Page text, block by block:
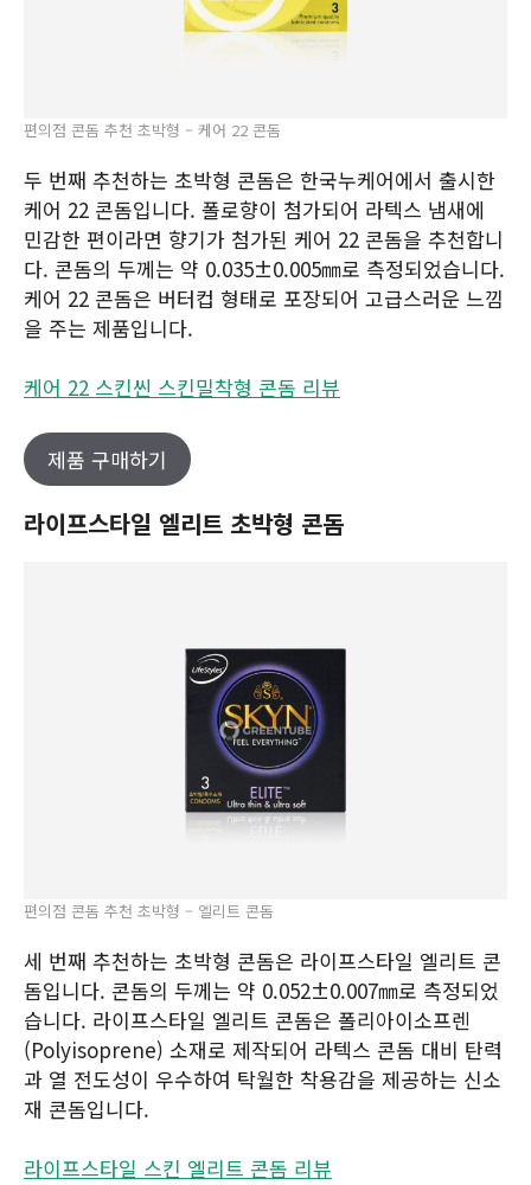
편의점 콘돔 추천 초박형 – 케어 22 콘돔
두 번째 추천하는 초박형 콘돔은 한국누케어에서 출시한
케어 22 콘돔입니다. 폴로향이 첨가되어 라텍스 냄새에
민감한 편이라면 향기가 첨가된 케어 22 콘돔을 추천합니
다. 콘돔의 두께는 약 0.035±0.005㎜로 측정되었습니다.
케어 22 콘돔은 버터컵 형태로 포장되어 고급스러운 느낌
을 주는 제품입니다.
케어 22 스킨씬 스킨밀착형 콘돔 리뷰
제품 구매하기
라이프스타일 엘리트 초박형 콘돔
편의점 콘돔 추천 초박형 – 엘리트 콘돔
세 번째 추천하는 초박형 콘돔은 라이프스타일 엘리트 콘
돔입니다. 콘돔의 두께는 약 0.052±0.007㎜로 측정되었
습니다. 라이프스타일 엘리트 콘돔은 폴리아이소프렌
(Polyisoprene) 소재로 제작되어 라텍스 콘돔 대비 탄력
과 열 전도성이 우수하여 탁월한 착용감을 제공하는 신소
재 콘돔입니다.
라이프스타일 스킨 엘리트 콘돔 리뷰